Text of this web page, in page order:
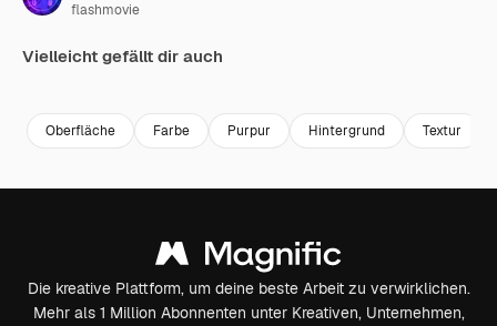
flashmovie
Vielleicht gefällt dir auch
Oberfläche Farbe Purpur Hintergrund Textur
Die kreative Plattform, um deine beste Arbeit zu verwirklichen.
Mehr als 1 Million Abonnenten unter Kreativen, Unternehmen,